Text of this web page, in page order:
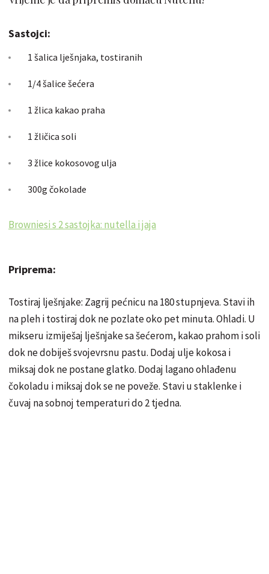
Sastojci:
1 šalica lješnjaka, tostiranih
1/4 šalice šećera
1 žlica kakao praha
1 žličica soli
3 žlice kokosovog ulja
300g čokolade
Browniesi s 2 sastojka: nutella i jaja
Priprema:
Tostiraj lješnjake: Zagrij pećnicu na 180 stupnjeva. Stavi ih
na pleh i tostiraj dok ne pozlate oko pet minuta. Ohladi. U
mikseru izmiješaj lješnjake sa šećerom, kakao prahom i soli
dok ne dobiješ svojevrsnu pastu. Dodaj ulje kokosa i
miksaj dok ne postane glatko. Dodaj lagano ohlađenu
čokoladu i miksaj dok se ne poveže. Stavi u staklenke i
čuvaj na sobnoj temperaturi do 2 tjedna.